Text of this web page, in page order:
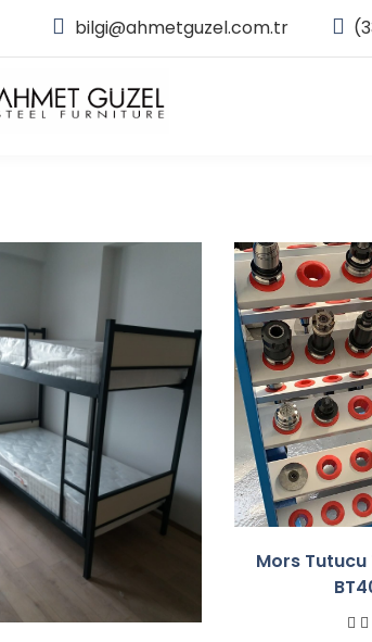
bilgi@ahmetguzel.com.tr
Mors Tutucu